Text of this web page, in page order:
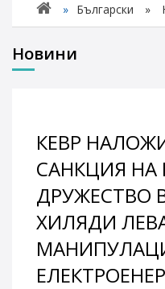
» Български »
Новини
КЕВР
САНКЦИЯ НА
ДРУЖЕСТВО
ХИЛЯДИ